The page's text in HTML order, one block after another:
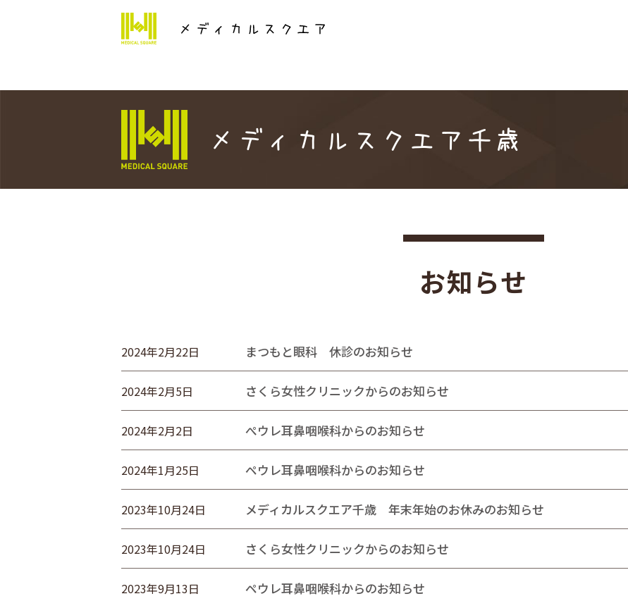
: Attempt to read property "ID" on null in/home/xb082157/msnw-msquare.jp/public_html/system/wp-
メディカルスクエア千歳
お知らせ
2024年2月22日 まつもと眼科 休診のお知らせ
2024年2月5日 さくら女性クリニックからのお知らせ
2024年2月2日 ぺウレ耳鼻咽喉科からのお知らせ
2024年1月25日 ペウレ耳鼻咽喉科からのお知らせ
2023年10月24日 メディカルスクエア千歳 年末年始のお休みのお知らせ
2023年10月24日 さくら女性クリニックからのお知らせ
2023年9月13日 ペウレ耳鼻咽喉科からのお知らせ